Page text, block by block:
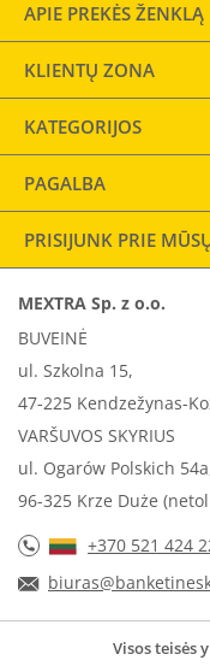
APIE PREKĖS ŽENKLĄ
KLIENTŲ ZONA
KATEGORIJOS
PAGALBA
PRISIJUNK PRIE
MEXTRA Sp. z o.o.
BUVEINĖ
ul. Szkolna 15,
47-225 Kendzežynas-
VARŠUVOS SKYRIUS
ul. Ogarów Polskich
96-325 Krze Duże
+370 521 424
Visos teisės